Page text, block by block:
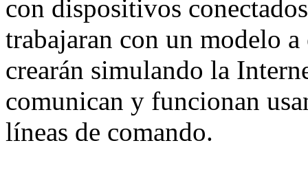
con dispositivos
trabajaran con un modelo
crearán simulando la
comunican y funcionan
líneas de comando.